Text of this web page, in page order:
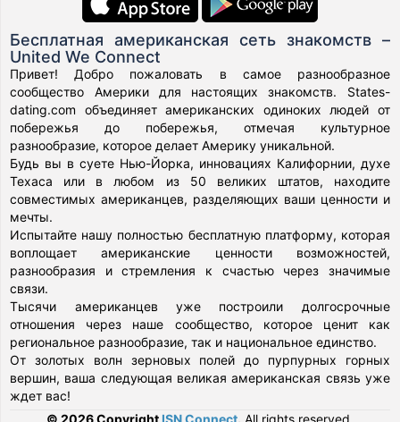
Бесплатная американская сеть знакомств –
United We Connect
Привет! Добро пожаловать в самое разнообразное
сообщество Америки для настоящих знакомств. States-
dating.com объединяет американских одиноких людей от
побережья до побережья, отмечая культурное
разнообразие, которое делает Америку уникальной.
Будь вы в суете Нью-Йорка, инновациях Калифорнии, духе
Техаса или в любом из 50 великих штатов, находите
совместимых американцев, разделяющих ваши ценности и
мечты.
Испытайте нашу полностью бесплатную платформу, которая
воплощает американские ценности возможностей,
разнообразия и стремления к счастью через значимые
связи.
Тысячи американцев уже построили долгосрочные
отношения через наше сообщество, которое ценит как
региональное разнообразие, так и национальное единство.
От золотых волн зерновых полей до пурпурных горных
вершин, ваша следующая великая американская связь уже
ждет вас!
© 2026 Copyright ISN Connect All rights reserved.